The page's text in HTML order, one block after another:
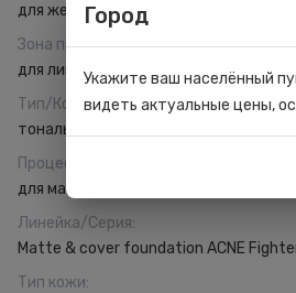
для женщин
Зона применения:
для лица
Тип/Консистенция:
тональный крем
Процесс
для макияжа
Линейка/Серия:
Matte & cover foundation ACNE
Тип кожи:
Город
Укажите ваш населённый
видеть актуальные цены,